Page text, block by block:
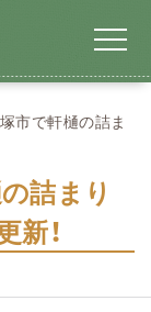
市で軒樋の詰ま
詰まり
！